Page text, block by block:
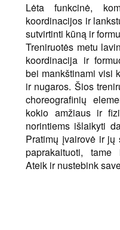
Lėta funkcinė,
koordinacijos ir
sutvirtinti kūną ir
Treniruotės metu
koordinacija ir
bei mankštinami visi
ir nugaros. Šios
choreografinių
kokio amžiaus ir
norintiems išlaikyti
Pratimų įvairovė ir jų
paprakaituoti, tame
Ateik ir nustebink